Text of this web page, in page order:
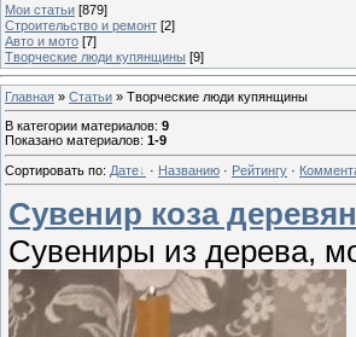
Мои статьи [879]
Строительство и ремонт [2]
Авто и мото [7]
Творческие люди купянщины [9]
Главная » Статьи » Творческие люди купянщины
В категории материалов: 9
Показано материалов: 1-9
Сортировать по: Дате · Названию · Рейтингу ·
Сувенир коза
Cувениры из дерева,